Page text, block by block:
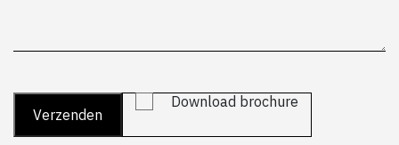
Download brochure